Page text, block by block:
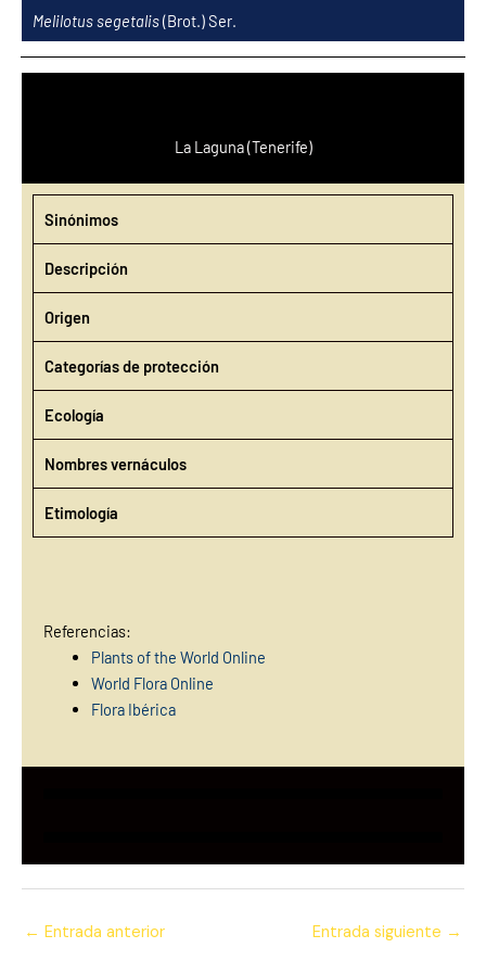
contenido
Melilotus segetalis(Brot.) Ser.
La Laguna (Tenerife)
Sinónimos
Descripción
Origen
Categorías de protección
Ecología
Nombres vernáculos
Etimología
Referencias:
Plants of the World Online
World Flora Online
Flora Ibérica
← Entrada anterior Entrada siguiente →